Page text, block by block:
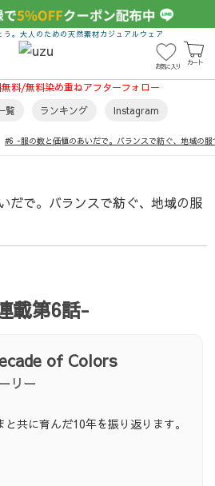
お気に入り カート
。大人のための天然素材カジュアルウェア
料/無料染め重ねアフターフォロー
覧 ランキング Instagram
#6 -服の数と価値のあいだで。バランスで紡ぐ、地域の
だで。バランスで紡ぐ、地域の服
載第6話-
of Colors
リー
共に育んだ10年を振り返ります。